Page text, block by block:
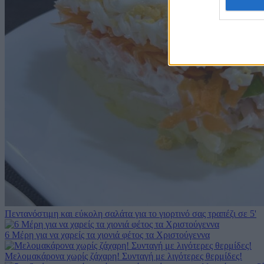
web or
I want
I want
I want
Πεντανόστιμη και εύκολη σαλάτα για το γιορτινό σας τραπέζι σε 5'
6 Μέρη για να χαρείς τα χιονιά φέτος τα Χριστούγεννα
Μελομακάρονα χωρίς ζάχαρη! Συνταγή με λιγότερες θερμίδες!